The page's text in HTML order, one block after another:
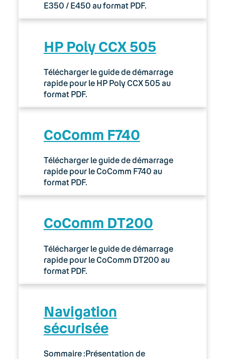
E350 / E450 au format PDF.
HP Poly CCX 505
Télécharger le guide de démarrage
rapide pour le HP Poly CCX 505 au
format PDF.
CoComm F740
Télécharger le guide de démarrage
rapide pour le CoComm F740 au
format PDF.
CoComm DT200
Télécharger le guide de démarrage
rapide pour le CoComm DT200 au
format PDF.
Navigation
sécurisée
Sommaire :Présentation de